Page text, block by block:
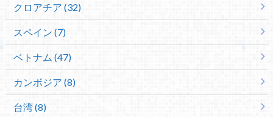
クロアチア (32)
スペイン (7)
ベトナム (47)
カンボジア (8)
台湾 (8)